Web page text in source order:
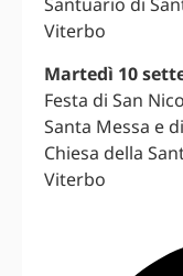
Viterbo
Martedì 10
Festa di San
Santa Messa e
Chiesa della
Viterbo